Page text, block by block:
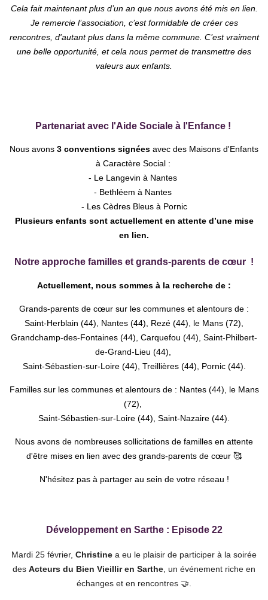
Cela fait maintenant plus d’un an que nous avons été mis en lien.
Je remercie l’association, c’est formidable de créer ces
rencontres, d'autant plus dans la même commune. C’est vraiment
une belle opportunité, et cela nous permet de transmettre des
valeurs aux enfants.
Partenariat avec l'Aide Sociale à l'Enfance !
Nous avons 3 conventions signées avec des Maisons d'Enfants
à Caractère Social :
- Le Langevin à Nantes
- Bethléem à Nantes
- Les Cèdres Bleus à Pornic
Plusieurs enfants sont actuellement en attente d’une mise
en lien.
Notre approche familles et grands-parents de cœur !
Actuellement, nous sommes à la recherche de :
Grands-parents de cœur sur les communes et alentours de :
Saint-Herblain (44), Nantes (44), Rezé (44), le Mans (72),
Grandchamp-des-Fontaines (44), Carquefou (44), Saint-Philbert-
de-Grand-Lieu (44),
Saint-Sébastien-sur-Loire (44), Treillières (44), Pornic (44).
Familles sur les communes et alentours de : Nantes (44), le Mans
(72),
Saint-Sébastien-sur-Loire (44), Saint-Nazaire (44).
Nous avons de nombreuses sollicitations de familles en attente
d'être mises en lien avec des grands-parents de cœur 🥰
N'hésitez pas à partager au sein de votre réseau !
Développement en Sarthe : Episode 22
Mardi 25 février, Christine a eu le plaisir de participer à la soirée
des Acteurs du Bien Vieillir en Sarthe , un événement riche en
échanges et en rencontres 🤝.